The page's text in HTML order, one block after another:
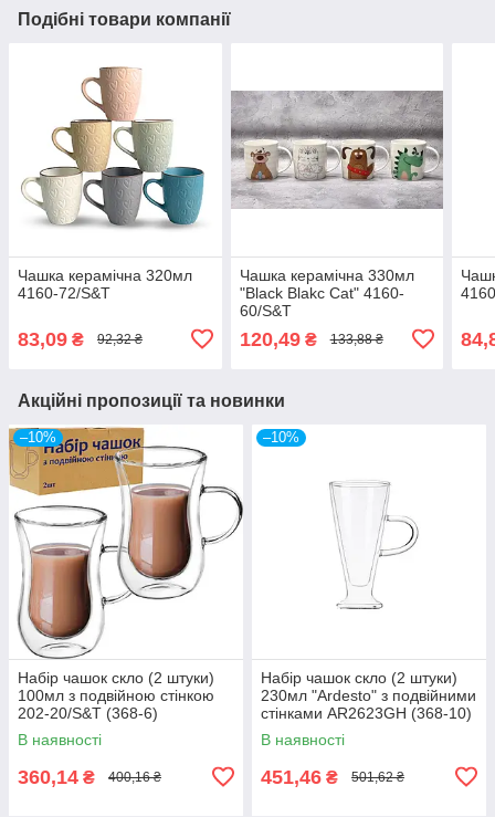
Подібні товари компанії
Чашка керамічна 320мл
4160-72/S&T
83,09 ₴ 92,32 ₴
Чашка керамічна 330мл
"Black Blakc Cat" 4160-
60/S&T
120,49₴ 133,88 ₴
Акційні пропозиції та новинки
–10%
Набір чашок скло (2 штуки)
100мл з подвійною стінкою
202-20/S&T (368-6)
В наявності
360,14 ₴ 400,16 ₴
–10%
Набір чашок скло (2 штуки)
230мл "Ardesto" з подвійними
стінками AR2623GH (368-10)
В наявності
451,46 ₴ 501,62 ₴